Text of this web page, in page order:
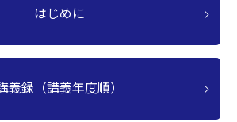
はじめに
義録（講義年度順）